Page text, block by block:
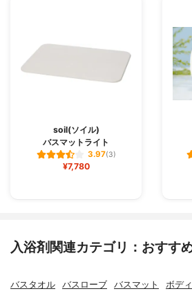
soil(ソイル)
バスマットライト
3.97(3)
¥7,780
入浴剤関連カテゴリ：おすす
バスタオル バスローブ バスマット ボデ